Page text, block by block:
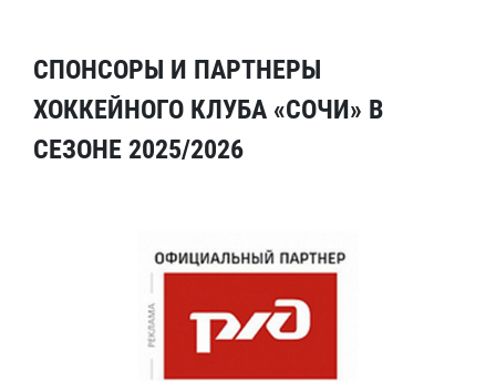
СПОНСОРЫ И ПАРТНЕРЫ
ХОККЕЙНОГО КЛУБА «СОЧИ» В
СЕЗОНЕ 2025/2026